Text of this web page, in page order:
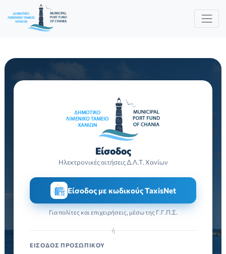
Είσοδος
Ηλεκτρονικές αιτήσεις Δ.Λ.Τ. Χανίων
Είσοδος με κωδικούς TaxisNet
Για πολίτες και επιχειρήσεις, μέσω της Γ.Γ.Π.Σ.
ή
ΕΙΣΟΔΟΣ ΠΡΟΣΩΠΙΚΟΥ